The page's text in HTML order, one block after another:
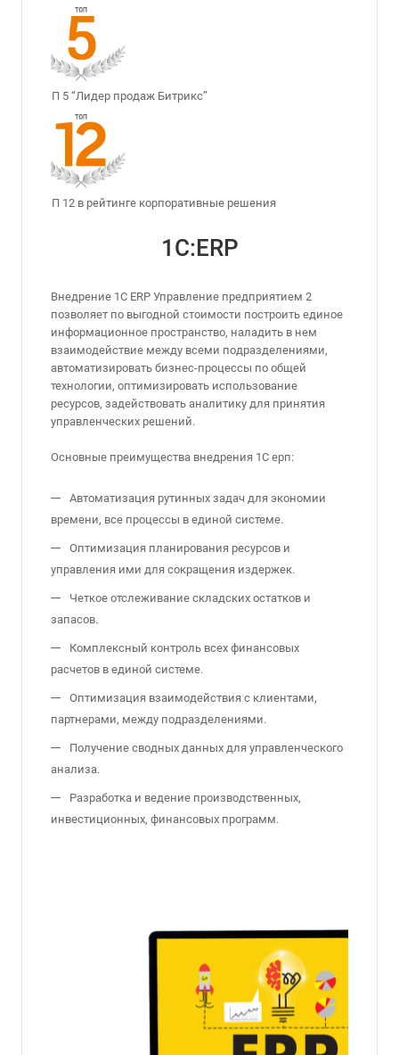
ТОП 5 “Лидер продаж Битрикс”
ТОП 12 в рейтинге корпоративные решения
1С:ERP
Внедрение 1С ERP Управление предприятием 2
позволяет по выгодной стоимости построить единое
информационное пространство, наладить в нем
взаимодействие между всеми подразделениями,
автоматизировать бизнес-процессы по общей
технологии, оптимизировать использование
ресурсов, задействовать аналитику для принятия
управленческих решений.
Основные преимущества внедрения 1С ерп:
Автоматизация рутинных задач для экономии
времени, все процессы в единой системе.
Оптимизация планирования ресурсов и
управления ими для сокращения издержек.
Четкое отслеживание складских остатков и
запасов.
Комплексный контроль всех финансовых
расчетов в единой системе.
Оптимизация взаимодействия с клиентами,
партнерами, между подразделениями.
Получение сводных данных для управленческого
анализа.
Разработка и ведение производственных,
инвестиционных, финансовых программ.